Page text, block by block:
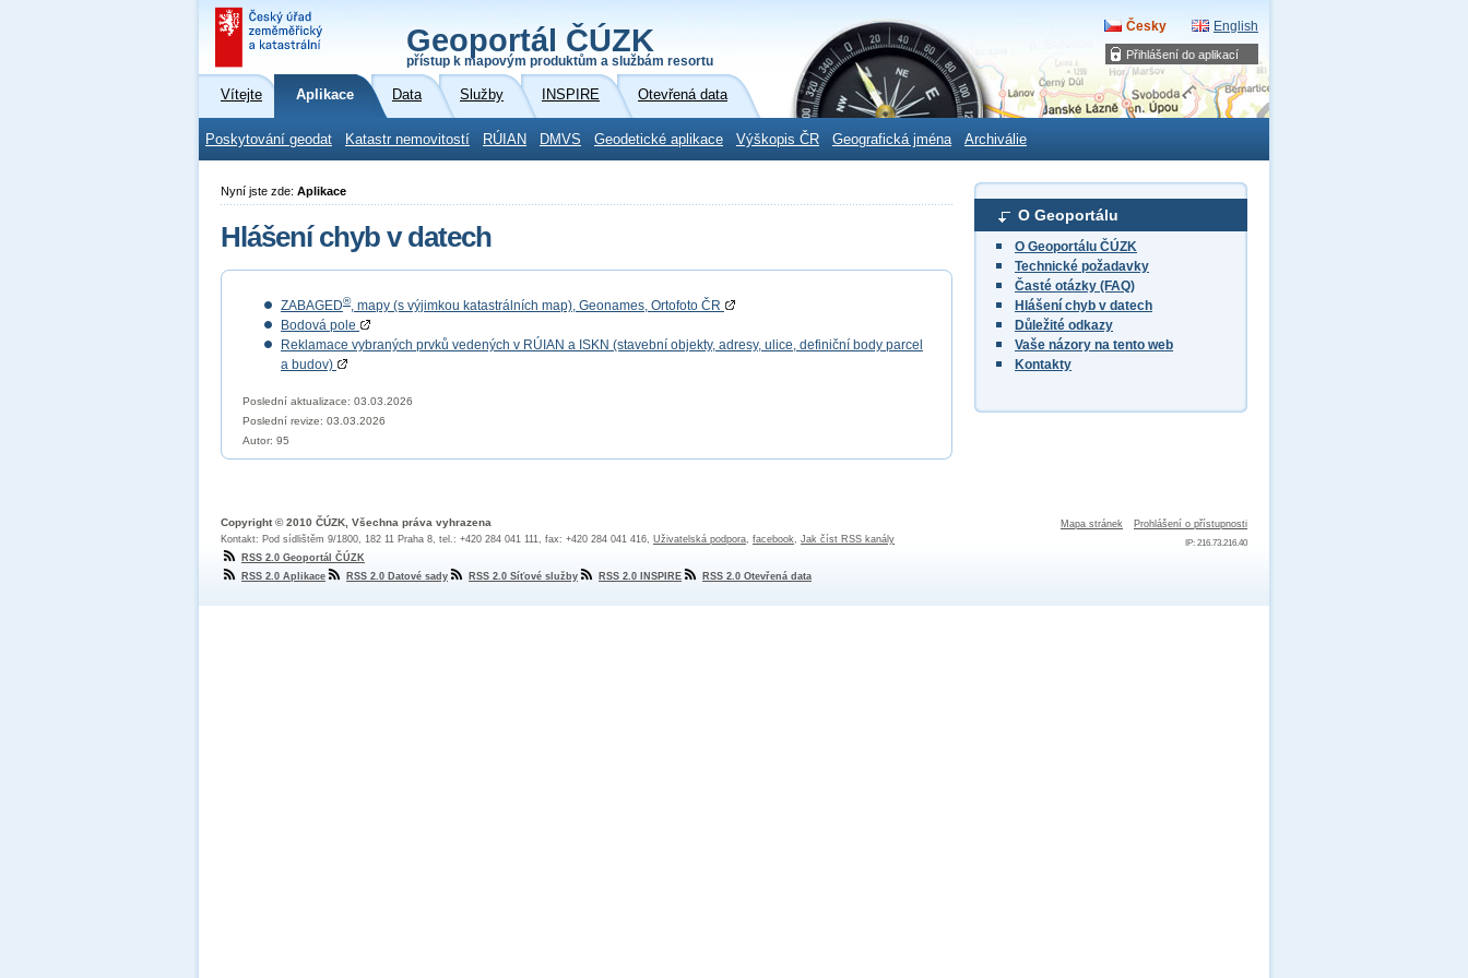
Přihlášení do aplikací
Geoportál ČÚZK
přístup k mapovým produktům a službám resortu
Česky English
Vítejte Aplikace Data Služby INSPIRE Otevřená data
Poskytování geodat Katastr nemovitostí RÚIAN DMVS Geodetické aplikace Výškopis ČR Geografická jména Archiválie
O Geoportálu
O Geoportálu ČÚZK
Technické požadavky
Časté otázky (FAQ)
Hlášení chyb v datech
Důležité odkazy
Vaše názory na tento web
Kontakty
Nyní jste zde: Aplikace
Hlášení chyb v datech
ZABAGED®, mapy (s výjimkou katastrálních map), Geonames, Ortofoto ČR
Bodová pole
Reklamace vybraných prvků vedených v RÚIAN a ISKN (stavební objekty, adresy, ulice, definiční body parcel
a budov)
Poslední aktualizace: 03.03.2026
Poslední revize: 03.03.2026
Autor: 95
Mapa stránek Prohlášení o přístupnosti
IP: 216.73.216.40
Copyright © 2010 ČÚZK, Všechna práva vyhrazena
Kontakt: Pod sídlištěm 9/1800, 182 11 Praha 8, tel.: +420 284 041 111, fax: +420 284 041 416, Uživatelská podpora, facebook, Jak číst RSS kanály
RSS 2.0 Geoportál ČÚZK
RSS 2.0 Aplikace
RSS 2.0 Datové sady RSS 2.0 Síťové služby RSS 2.0 INSPIRE RSS 2.0 Otevřená data